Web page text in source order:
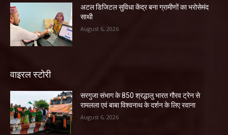
अटल डिजिटल सुविधा केंद्र बना ग्रामीणों का भरोसेमंद
साथी
August 6, 2026
वाइरल स्टोरी
सरगुजा संभाग के 850 श्रद्धालु भारत गौरव ट्रेन से
रामलला एवं बाबा विश्वनाथ के दर्शन के लिए रवाना
August 6, 2026